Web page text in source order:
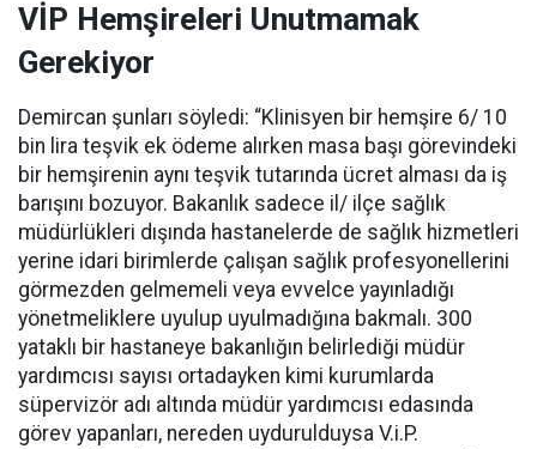
VİP Hemşireleri Unutmamak
Gerekiyor
Demircan şunları söyledi: “Klinisyen bir hemşire 6/ 10
bin lira teşvik ek ödeme alırken masa başı görevindeki
bir hemşirenin aynı teşvik tutarında ücret alması da iş
barışını bozuyor. Bakanlık sadece il/ ilçe sağlık
müdürlükleri dışında hastanelerde de sağlık hizmetleri
yerine idari birimlerde çalışan sağlık profesyonellerini
görmezden gelmemeli veya evvelce yayınladığı
yönetmeliklere uyulup uyulmadığına bakmalı. 300
yataklı bir hastaneye bakanlığın belirlediği müdür
yardımcısı sayısı ortadayken kimi kurumlarda
süpervizör adı altında müdür yardımcısı edasında
görev yapanları, nereden uydurulduysa V.i.P.